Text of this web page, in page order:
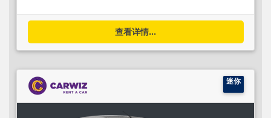
查看详情...
迷你